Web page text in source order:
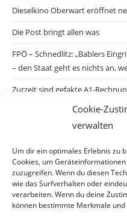
Cookie-
verwalten
Um dir ein optimales Erlebnis zu
Cookies, um
zuzugreifen. Wenn du diesen
wie das Surfverhalten oder
verarbeiten. Wenn du deine
können bestimmte Merkmale
Dieselkino Oberwart eröffnet
Die Post bringt allen was
FPÖ – Schnedlitz: „Bablers
– den Staat geht es nichts an,
Zurzeit sind gefakte A1-
Salzburgs Juden und ihre
die Gefahr endlich konkret!“
Biologisches Wunder in Ceuta
Ein vermeintliches
Archiv